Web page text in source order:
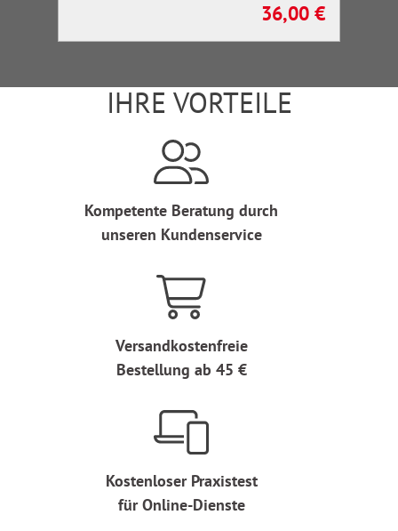
Regulärer Preis:
36,00 €
IHRE VORTEILE
Kompetente Beratung durch
unseren Kundenservice
Versandkostenfreie
Bestellung ab 45 €
Kostenloser Praxistest
für Online-Dienste